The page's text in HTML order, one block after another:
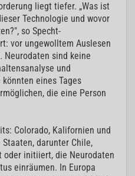
liegt tiefer. „Was ist
Technologie und wovor
so Specht-
vor ungewolltem Auslesen
Neurodaten sind keine
und
eines Tages
die eine Person
Colorado, Kalifornien und
darunter Chile,
oder initiiert, die Neurodaten
einräumen. In Europa